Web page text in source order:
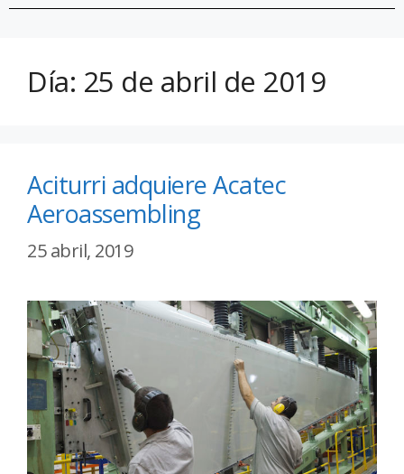
Día: 25 de abril de 2019
Aciturri adquiere Acatec
Aeroassembling
25 abril, 2019